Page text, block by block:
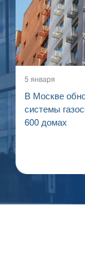
5 января
В Москве
системы
600 домах